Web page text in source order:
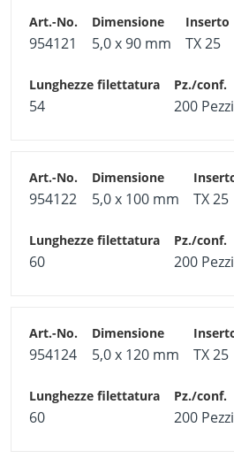
954121 5,0 x 90 mm TX 25
54 200 Pezzi
954122 5,0 x 100 mm TX 25
60 200 Pezzi
954124 5,0 x 120 mm TX 25
60 200 Pezzi